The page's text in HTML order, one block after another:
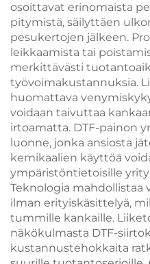
osoittavat erinomaista
pitymistä, säilyttäen
pesukertojen jälkeen.
leikkaamista tai
merkittävästi
työvoimakustannuksia.
huomattava
voidaan taivuttaa
irtoamatta. DTF-painon
luonne, jonka ansiosta
kemikaalien käyttöä
ympäristöntietoisille
Teknologia mahdollistaa
ilman erityiskäsittelyä,
tummille kankaille.
näkökulmasta DTF-
kustannustehokkaita